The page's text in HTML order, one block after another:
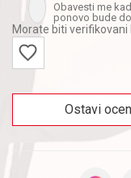
Obavesti me
ponovo bude
Morate biti
Ostavi